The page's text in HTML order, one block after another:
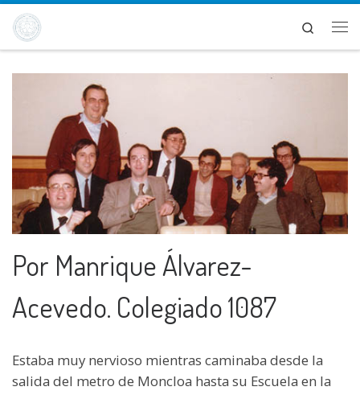
Saltar al contenido
Search
Por Manrique Álvarez-
Acevedo. Colegiado 1087
Estaba muy nervioso mientras caminaba desde la
salida del metro de Moncloa hasta su Escuela en la